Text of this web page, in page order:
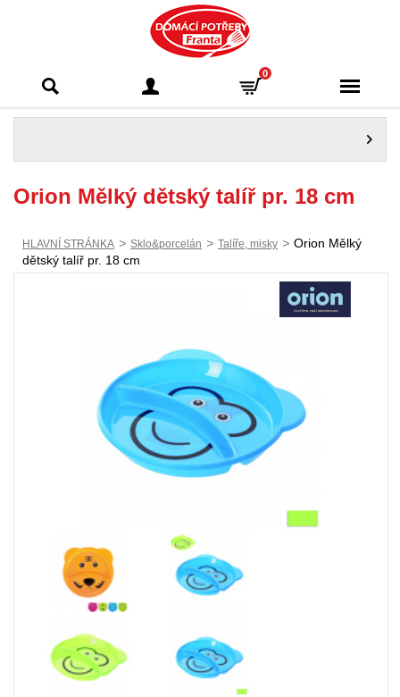
Franta - Příbram
0
Orion Mělký dětský talíř pr. 18 cm
HLAVNÍ STRÁNKA > Sklo&porcelán > Talíře, misky > Orion Mělký
dětský talíř pr. 18 cm